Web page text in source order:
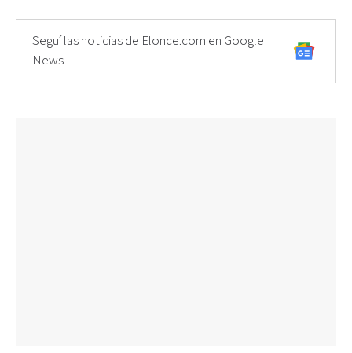
Seguí las noticias de Elonce.com en Google
News